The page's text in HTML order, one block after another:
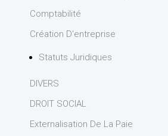
Comptabilité
Création D'entreprise
Statuts Juridiques
DIVERS
DROIT SOCIAL
Externalisation De La Paie